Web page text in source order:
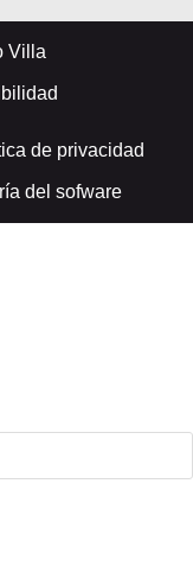
Villa
de privacidad
del sofware